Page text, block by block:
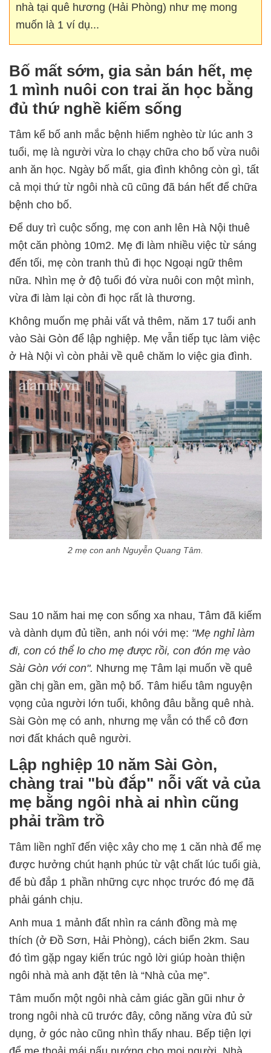
nhà tại quê hương (Hải Phòng) như mẹ mong
muốn là 1 ví dụ...
Bố mất sớm, gia sản bán hết, mẹ
1 mình nuôi con trai ăn học bằng
đủ thứ nghề kiếm sống
Tâm kể bố anh mắc bệnh hiểm nghèo từ lúc anh 3
tuổi, mẹ là người vừa lo chạy chữa cho bố vừa nuôi
anh ăn học. Ngày bố mất, gia đình không còn gì, tất
cả mọi thứ từ ngôi nhà cũ cũng đã bán hết để chữa
bệnh cho bố.
Để duy trì cuộc sống, mẹ con anh lên Hà Nội thuê
một căn phòng 10m2. Mẹ đi làm nhiều việc từ sáng
đến tối, mẹ còn tranh thủ đi học Ngoại ngữ thêm
nữa. Nhìn mẹ ở độ tuổi đó vừa nuôi con một mình,
vừa đi làm lại còn đi học rất là thương.
Không muốn mẹ phải vất vả thêm, năm 17 tuổi anh
vào Sài Gòn để lập nghiệp. Mẹ vẫn tiếp tục làm việc
ở Hà Nội vì còn phải về quê chăm lo việc gia đình.
2 mẹ con anh Nguyễn Quang Tâm.
Sau 10 năm hai mẹ con sống xa nhau, Tâm đã kiếm
và dành dụm đủ tiền, anh nói với mẹ: "Mẹ nghỉ làm
đi, con có thể lo cho mẹ được rồi, con đón mẹ vào
Sài Gòn với con". Nhưng mẹ Tâm lại muốn về quê
gần chị gần em, gần mộ bố. Tâm hiểu tâm nguyện
vọng của người lớn tuổi, không đâu bằng quê nhà.
Sài Gòn mẹ có anh, nhưng mẹ vẫn có thể cô đơn
nơi đất khách quê người.
Lập nghiệp 10 năm Sài Gòn,
chàng trai "bù đắp" nỗi vất vả của
mẹ bằng ngôi nhà ai nhìn cũng
phải trầm trồ
Tâm liền nghĩ đến việc xây cho mẹ 1 căn nhà để mẹ
được hưởng chút hạnh phúc từ vật chất lúc tuổi già,
để bù đắp 1 phần những cực nhọc trước đó mẹ đã
phải gánh chịu.
Anh mua 1 mảnh đất nhìn ra cánh đồng mà mẹ
thích (ở Đồ Sơn, Hải Phòng), cách biển 2km. Sau
đó tìm gặp ngay kiến trúc ngỏ lời giúp hoàn thiện
ngôi nhà mà anh đặt tên là “Nhà của mẹ”.
Tâm muốn một ngôi nhà cảm giác gần gũi như ở
trong ngôi nhà cũ trước đây, công năng vừa đủ sử
dụng, ở góc nào cũng nhìn thấy nhau. Bếp tiện lợi